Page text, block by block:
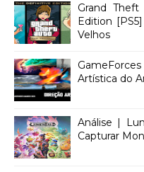
Grand
Edition
Velhos
Artística do
Análise |
Capturar